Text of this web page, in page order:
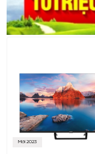
Mới 2023